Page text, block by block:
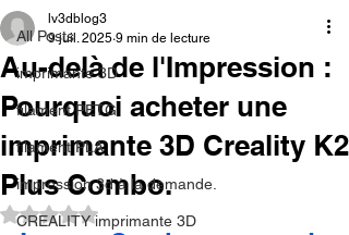
All Posts
imprimante 3D
filament PETG
filament PLA
impression 3d à la demande.
CREALITY imprimante 3D
Au-delà de l'Impression :
Pourquoi acheter une
imprimante 3D Creality K2
Plus Combo.
lv3dblog3
9 juil. 2025 9 min de lecture
Noté NaN étoiles sur 5.